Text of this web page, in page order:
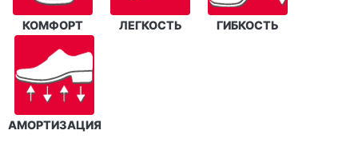
КОМФОРТ ЛЕГКОСТЬ ГИБКОСТЬ
АМОРТИЗАЦИЯ